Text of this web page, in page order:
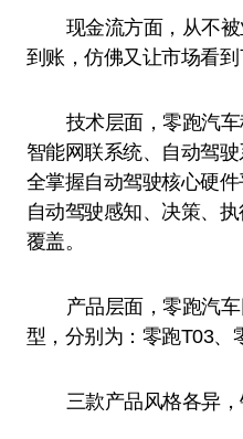
现金流方面，从不
到账，仿佛又让市场看到
技术层面，零跑汽车
智能网联系统、自动驾
全掌握自动驾驶核心硬
自动驾驶感知、决策、
覆盖。
产品层面，零跑汽
型，分别为：零跑T03、
三款产品风格各异，